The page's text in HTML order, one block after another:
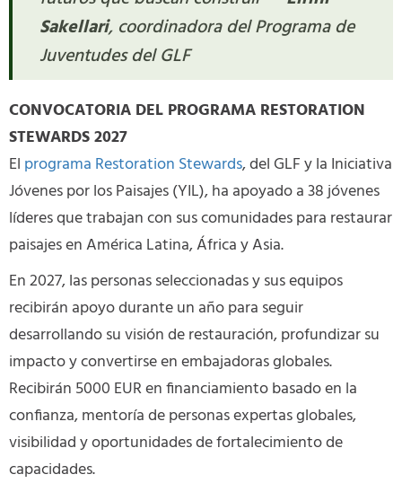
Sakellari, coordinadora del Programa de
Juventudes del GLF
CONVOCATORIA DEL PROGRAMA RESTORATION
STEWARDS 2027
El programa Restoration Stewards, del GLF y la Iniciativa
Jóvenes por los Paisajes (YIL), ha apoyado a 38 jóvenes
líderes que trabajan con sus comunidades para restaurar
paisajes en América Latina, África y Asia.
En 2027, las personas seleccionadas y sus equipos
recibirán apoyo durante un año para seguir
desarrollando su visión de restauración, profundizar su
impacto y convertirse en embajadoras globales.
Recibirán 5000 EUR en financiamiento basado en la
confianza, mentoría de personas expertas globales,
visibilidad y oportunidades de fortalecimiento de
capacidades.